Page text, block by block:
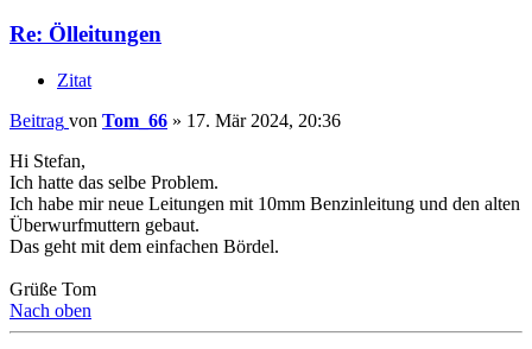
Re: Ölleitungen
Zitat
Beitrag von Tom_66 » 17. Mär 2024, 20:36
Hi Stefan,
Ich hatte das selbe Problem.
Ich habe mir neue Leitungen mit 10mm Benzinleitung und den alten
Überwurfmuttern gebaut.
Das geht mit dem einfachen Bördel.
Grüße Tom
Nach oben